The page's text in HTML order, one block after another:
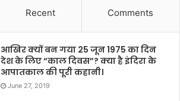
Recent Comments
आखिर क्यों बन गया 25 जून 1975 का दिन
देश के लिए “काल दिवस”? क्या है इंदिरा के
आपातकाल की पूरी कहानी।
June 27, 2019